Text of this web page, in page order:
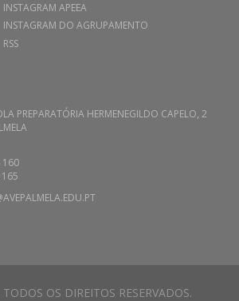
INSTAGRAM APEEA
INSTAGRAM DO AGRUPAMENTO
RSS
PREPARATÓRIA HERMENEGILDO CAPELO, 2
160
OS DIREITOS RESERVADOS.